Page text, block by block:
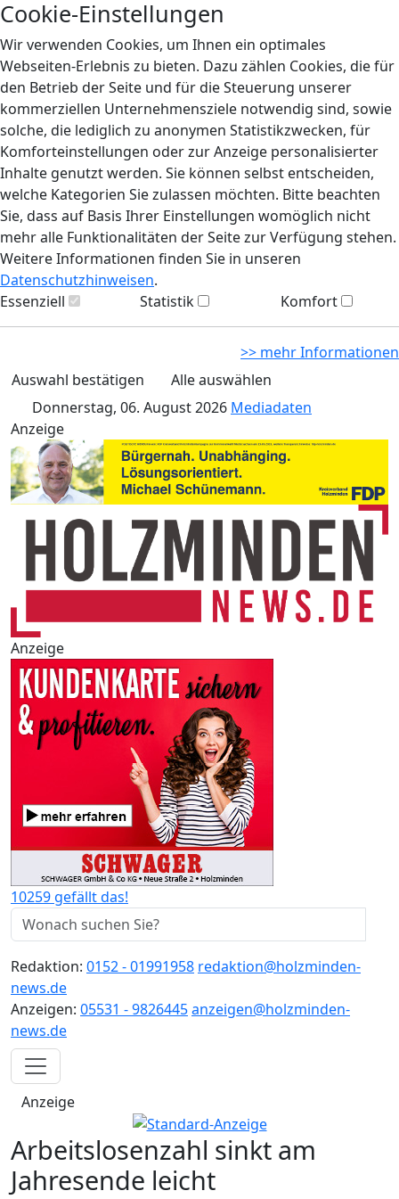
Cookie-Einstellungen
Wir verwenden Cookies, um Ihnen ein optimales
Webseiten-Erlebnis zu bieten. Dazu zählen Cookies, die für
den Betrieb der Seite und für die Steuerung unserer
kommerziellen Unternehmensziele notwendig sind, sowie
solche, die lediglich zu anonymen Statistikzwecken, für
Komforteinstellungen oder zur Anzeige personalisierter
Inhalte genutzt werden. Sie können selbst entscheiden,
welche Kategorien Sie zulassen möchten. Bitte beachten
Sie, dass auf Basis Ihrer Einstellungen womöglich nicht
mehr alle Funktionalitäten der Seite zur Verfügung stehen.
Weitere Informationen finden Sie in unseren
Datenschutzhinweisen.
Essenziell
Statistik Komfort
>> mehr Informationen
Auswahl bestätigen
Alle auswählen
Donnerstag, 06. August 2026 Mediadaten
Anzeige
Anzeige
10259 gefällt das!
Redaktion: 0152 - 01991958 redaktion@holzminden-
news.de
Anzeigen: 05531 - 9826445anzeigen@holzminden-
news.de
Anzeige
Arbeitslosenzahl sinkt am
Jahresende leicht